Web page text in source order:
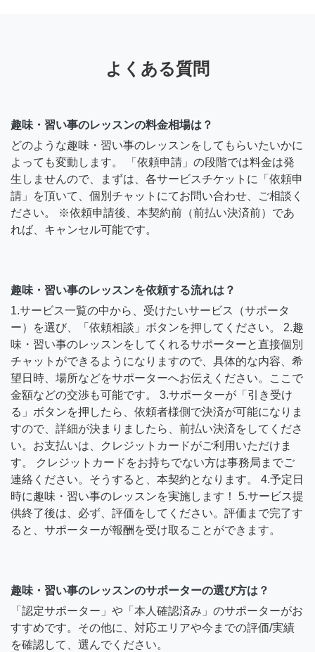
よくある質問
趣味・習い事のレッスンの料金相場は？
どのような趣味・習い事のレッスンをしてもらいたいかに
よっても変動します。 「依頼申請」の段階では料金は発
生しませんので、まずは、各サービスチケットに「依頼申
請」を頂いて、個別チャットにてお問い合わせ、ご相談く
ださい。 ※依頼申請後、本契約前（前払い決済前）であ
れば、キャンセル可能です。
趣味・習い事のレッスンを依頼する流れは？
1.サービス一覧の中から、受けたいサービス（サポータ
ー）を選び、「依頼相談」ボタンを押してください。 2.趣
味・習い事のレッスンをしてくれるサポーターと直接個別
チャットができるようになりますので、具体的な内容、希
望日時、場所などをサポーターへお伝えください。ここで
金額などの交渉も可能です。 3.サポーターが「引き受け
る」ボタンを押したら、依頼者様側で決済が可能になりま
すので、詳細が決まりましたら、前払い決済をしてくださ
い。お支払いは、クレジットカードがご利用いただけま
す。 クレジットカードをお持ちでない方は事務局までご
連絡ください。そうすると、本契約となります。 4.予定日
時に趣味・習い事のレッスンを実施します！ 5.サービス提
供終了後は、必ず、評価をしてください。評価まで完了す
ると、サポーターが報酬を受け取ることができます。
趣味・習い事のレッスンのサポーターの選び方は？
「認定サポーター」や「本人確認済み」のサポーターがお
すすめです。その他に、対応エリアや今までの評価/実績
を確認して、選んでください。